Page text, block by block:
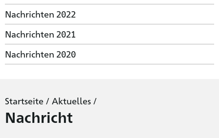
Nachrichten 2022
Nachrichten 2021
Nachrichten 2020
Startseite / Aktuelles /
Nachricht